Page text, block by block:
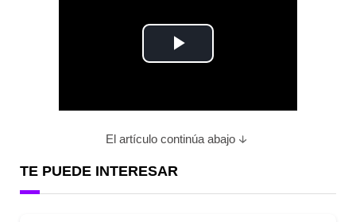
P
a
El artículo continúa abajo
TE PUEDE INTERESAR